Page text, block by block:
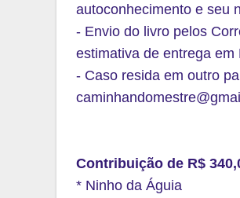
autoconhecimento e seu
- Envio do livro pelos
estimativa de entrega em
- Caso resida em outro
Contribuição de R$
* Ninho da Águia